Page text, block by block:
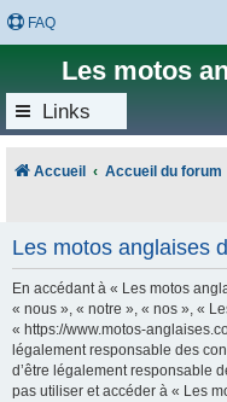
FAQ
Les motos
Links
Accueil Accueil du forum
Les motos anglaises
En accédant à « Les motos
« nous », « notre », « nos », «
« https://www.motos-
légalement responsable des
d’être légalement responsable
pas utiliser et accéder à « Les